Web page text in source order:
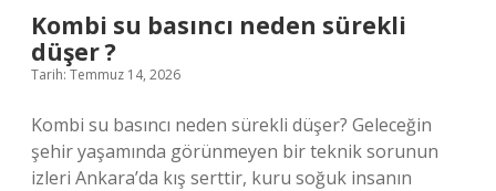
?
Kombi su basıncı neden sürekli
düşer ?
Tarih: Temmuz 14, 2026
Kombi su basıncı neden sürekli düşer? Geleceğin
şehir yaşamında görünmeyen bir teknik sorunun
izleri Ankara’da kış serttir, kuru soğuk insanın